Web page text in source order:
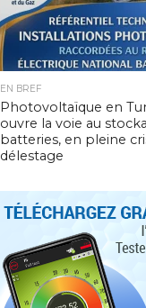
EN BREF
Photovoltaïque en
ouvre la voie au
batteries, en pleine
délestage